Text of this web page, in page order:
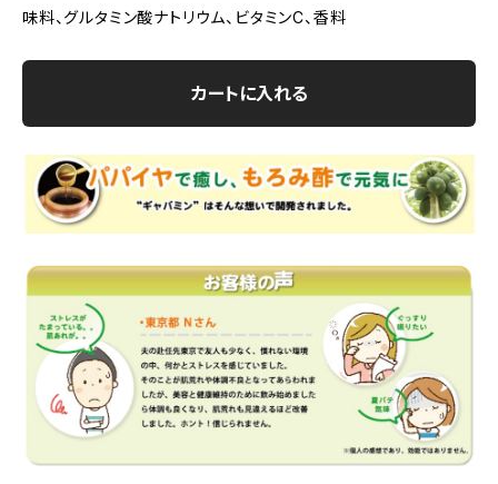
味料、グルタミン酸ナトリウム、ビタミンC、香料
カートに入れる